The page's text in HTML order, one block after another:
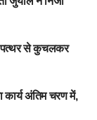
पत्थर से कुचलकर
कार्य अंतिम चरण में,